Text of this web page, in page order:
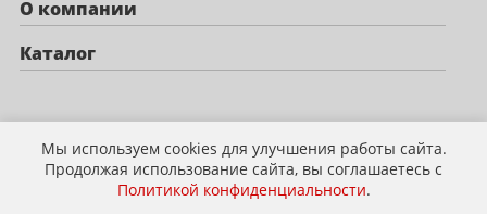
Мы используем cookies для улучшения работы сайта.
Продолжая использование сайта, вы соглашаетесь с
Политикой конфиденциальности.
О компании
Каталог
Политика конфиденциальности
© 2009-2026 mototandem.ru